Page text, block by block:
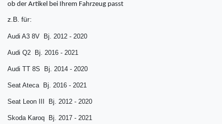
ob der Artikel bei Ihrem Fahrzeug passt
z.B. für:
Audi A3 8V Bj. 2012 - 2020
Audi Q2 Bj. 2016 - 2021
Audi TT 8S Bj. 2014 - 2020
Seat Ateca Bj. 2016 - 2021
Seat Leon III Bj. 2012 - 2020
Skoda Karoq Bj. 2017 - 2021